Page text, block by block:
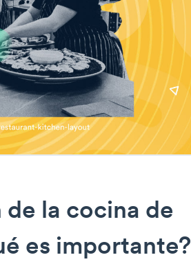
la cocina de
es importante?